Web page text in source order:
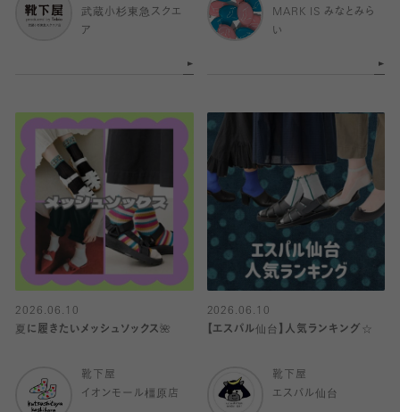
武蔵小杉東急スクエ
ア
MARK IS みなとみら
い
2026.06.10
夏に履きたいメッシュソックス🌺
靴下屋
イオンモール橿原店
2026.06.10
【エスパル仙台】人気ランキング☆
靴下屋
エスパル仙台